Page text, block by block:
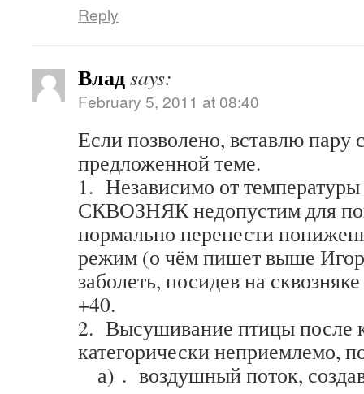
Reply
Владsays:
February 5, 2011 at 08:40
Если позволено, вставлю пару
предложенной теме.
1. Независимо от
СКВОЗНЯК недопустим для
нормально перенести
режим (о чём пишет выше
заболеть, посидев на
+40.
2. Высушивание птицы после
категорически неприемлемо,
а) . воздушный поток,